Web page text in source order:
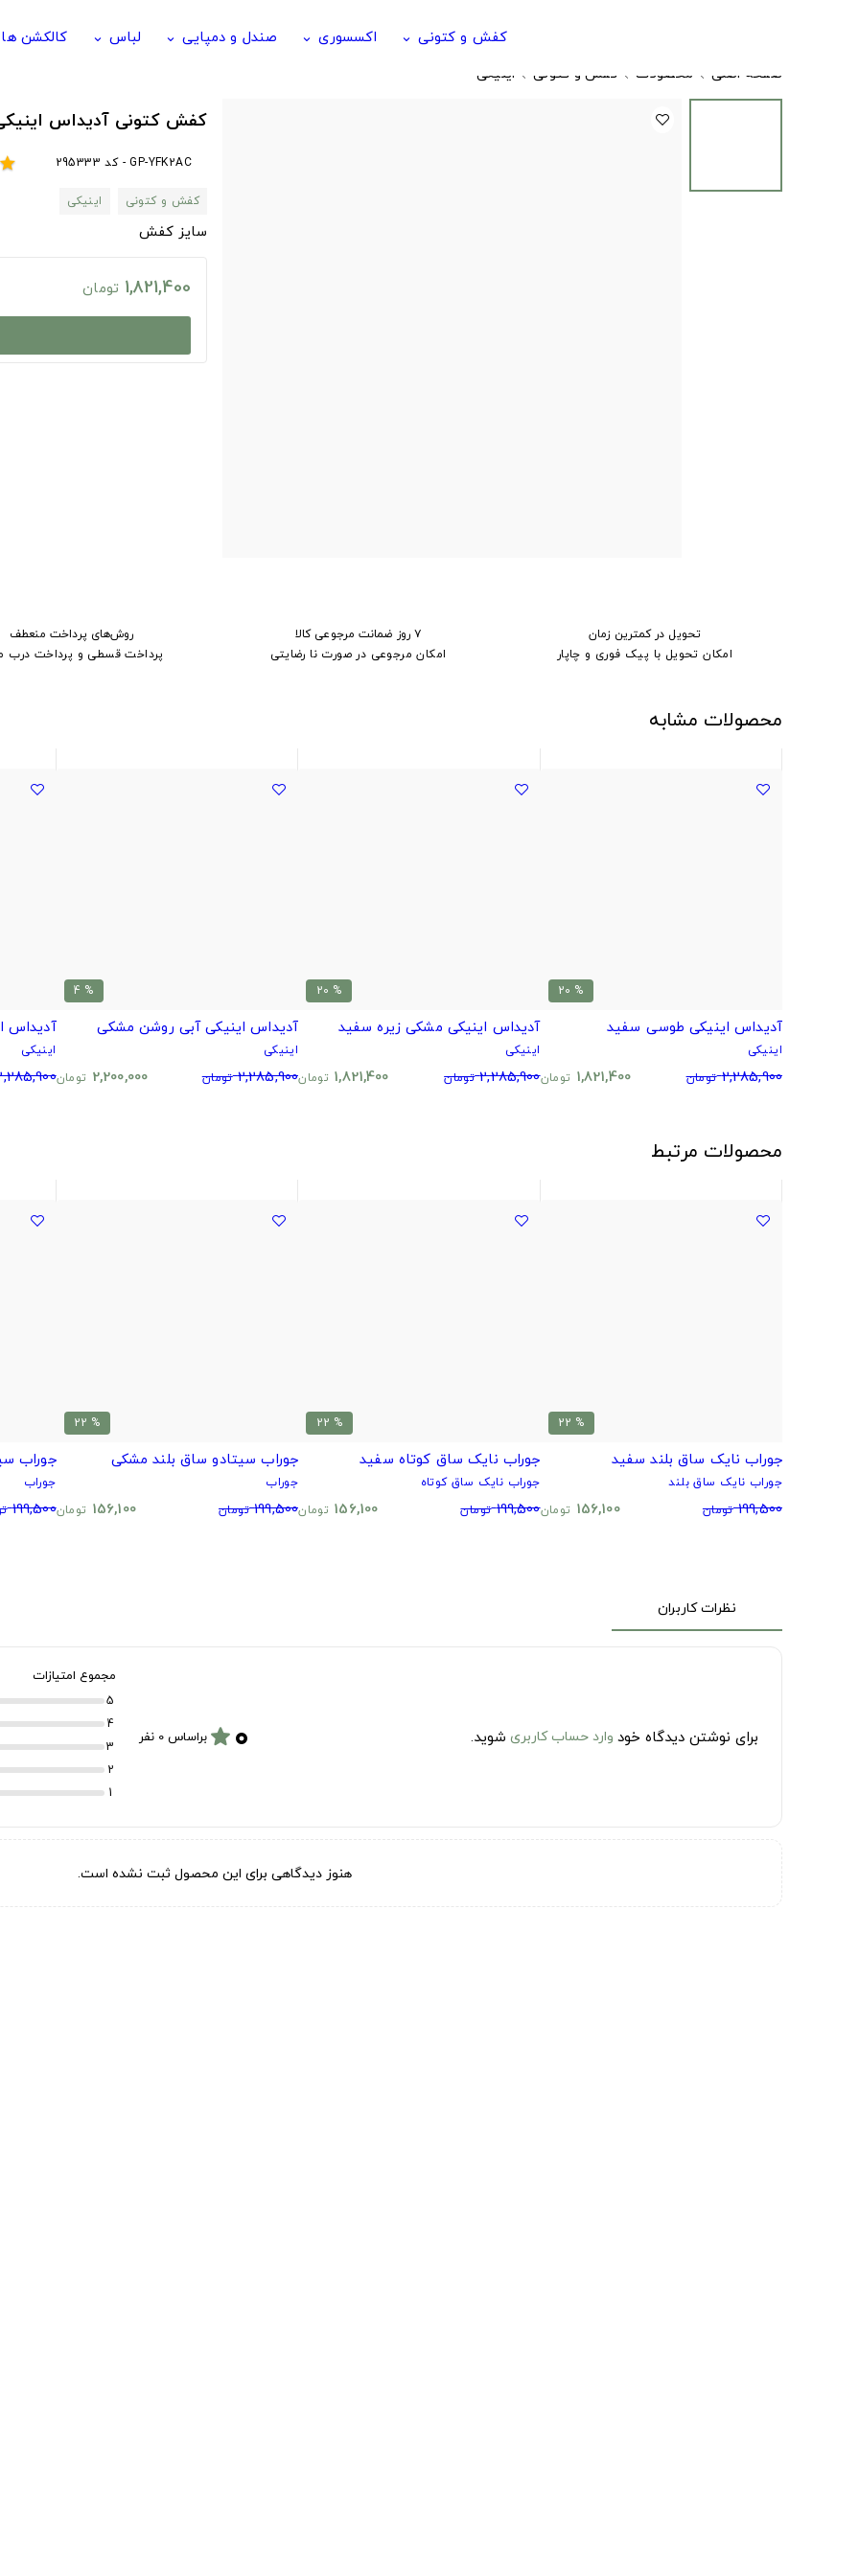
کفش و کتونی keyboard_arrow_down اکسسوری keyboard_arrow_down صندل و دمپایی keyboard_arrow_down لباس keyboard_arrow_down کالکشن ها
صفحه اصلی محصولات کفش و کتونی اینیکی
کفش کتونی آدیداس
GP-YFK2AC - کد 295333 star
کفش و کتونی
اینیکی
سایز کفش
1,821,400 تومان
تحویل در کمترین زمان
امکان تحویل با پیک فوری و چاپار
۷ روز ضمانت مرجوعی کالا
امکان مرجوعی در صورت نا رضایتی
روش‌های پرداخت منعطف
پرداخت قسطی و پرداخت درب
محصولات مشابه
% 20
آدیداس اینیکی طوسی سفید
اینیکی
2,285,900 تومان 1,821,400 تومان
% 20
آدیداس اینیکی مشکی زیره سفید
اینیکی
2,285,900 تومان 1,821,400 تومان
% 4
آدیداس اینیکی آبی روشن مشکی
اینیکی
2,285,900 تومان 2,200,000 تومان
آدیداس
اینیکی
محصولات مرتبط
% 22
جوراب نایک ساق بلند سفید
جوراب نایک ساق بلند
199,500 تومان 156,100 تومان
% 22
جوراب نایک ساق کوتاه سفید
جوراب نایک ساق کوتاه
199,500 تومان 156,100 تومان
% 22
جوراب سیتادو ساق بلند مشکی
جوراب
199,500 تومان 156,100 تومان
جوراب
جوراب
199,500
نظرات کاربران
برای نوشتن دیدگاه خود وارد حساب کاربری شوید. ۰ starبراساس 0 نفر
مجموع امتیازات
5
4
3
2
1
هنوز دیدگاهی برای این محصول ثبت نشده است.